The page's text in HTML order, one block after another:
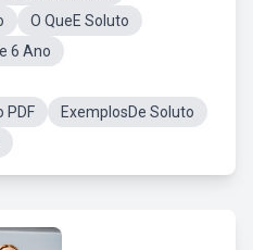
O QueE Soluto
6 Ano
PDF
ExemplosDe Soluto